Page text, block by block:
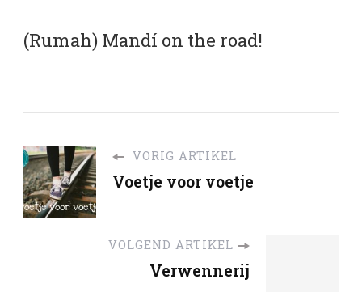
(Rumah) Mandí on the road!
VORIG ARTIKEL
Voetje voor voetje
VOLGEND ARTIKEL
Verwennerij